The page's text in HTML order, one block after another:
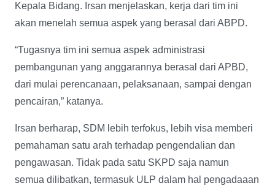
Kepala Bidang. Irsan menjelaskan, kerja dari tim ini
akan menelah semua aspek yang berasal dari ABPD.
“Tugasnya tim ini semua aspek administrasi
pembangunan yang anggarannya berasal dari APBD,
dari mulai perencanaan, pelaksanaan, sampai dengan
pencairan,” katanya.
Irsan berharap, SDM lebih terfokus, lebih visa memberi
pemahaman satu arah terhadap pengendalian dan
pengawasan. Tidak pada satu SKPD saja namun
semua dilibatkan, termasuk ULP dalam hal pengadaaan